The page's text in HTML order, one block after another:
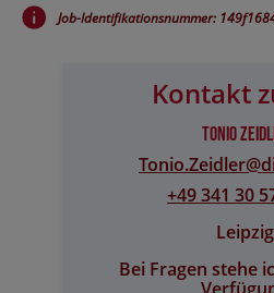
Job-Identifikationsnummer:
Kontakt
Tonio
+49 341 30
Leipzig
Bei Fragen stehe